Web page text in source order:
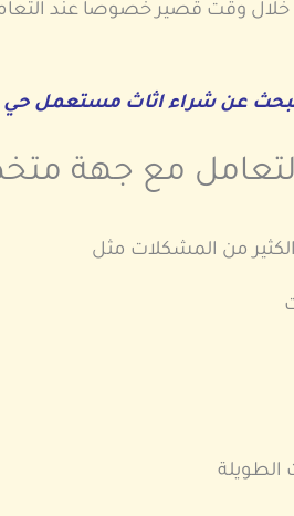
خلال وقت قصير خصوصا عند
تبحث عن شراء اثاث مستعمل
مع جهة
من المشكلات مثل
الطويلة